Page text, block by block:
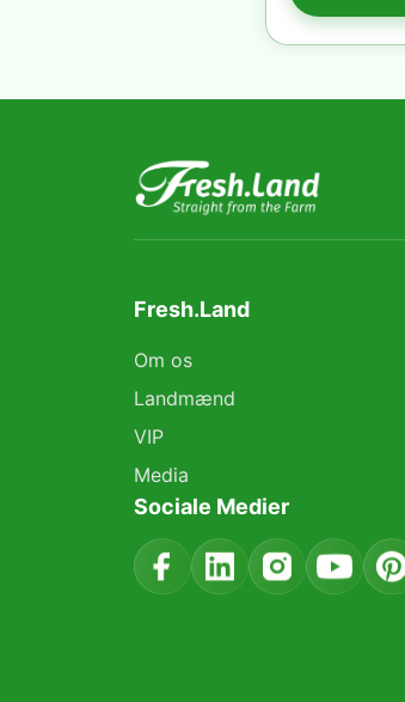
Fresh.Land
Om os
Landmænd
VIP
Media
Sociale Medier